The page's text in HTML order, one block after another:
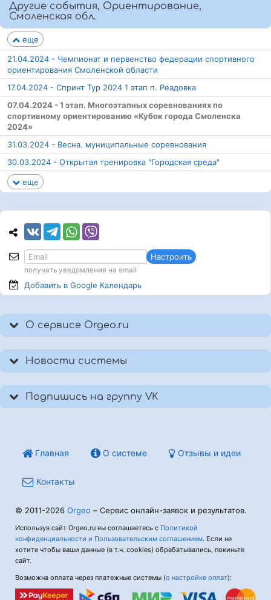
Другие события, Ориентирование,
Смоленская обл.
еще
21.04.2024 - Чемпионат и первенство федерации спортивного
ориентирования Смоленской области
17.04.2024 - Спринт Тур 2024 1 этап п. Реадовка
07.04.2024 - 1 этап. Многоэтапных соревнованиях по
спортивному ориентированию «Кубок города Смоленска
2024»
31.03.2024 - Весна. муниципальные соревнования
30.03.2024 - Открытая тренировка "Городская среда"
еще
Настроить
получать уведомления на email
Добавить в Google Календарь
О сервисе Orgeo.ru
Новости системы
Подпишись на группу VK
Главная О системе Отзывы и идеи
Контакты
© 2011-2026 Orgeo – Сервис онлайн-заявок и результатов.
Используя сайт Orgeo.ru вы соглашаетесь с Политикой
конфиденциальности и Пользовательским соглашением. Если не
хотите чтобы ваши данные (в т.ч. cookies) обрабатывались, покиньте
сайт.
Возможна оплата через платежные системы (о настройке оплат):